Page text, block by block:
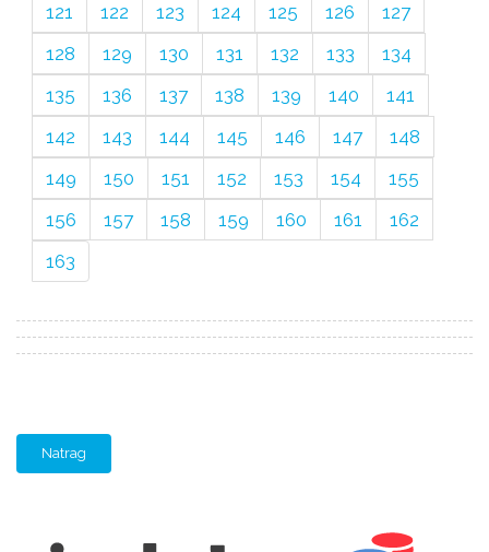
121
122 123 124 125 126
127
128
129 130 131 132 133
134
135
136 137 138 139 140
141
142
143 144 145 146 147
148
149
150 151 152 153 154
155
156
157 158 159 160 161
162
163
Natrag